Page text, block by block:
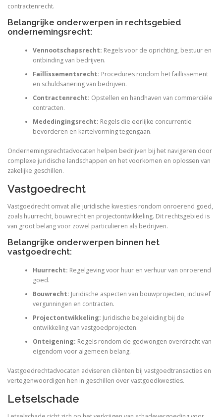
contractenrecht.
Belangrijke onderwerpen in rechtsgebied
ondernemingsrecht:
Vennootschapsrecht: Regels voor de oprichting, bestuur en
ontbinding van bedrijven.
Faillissementsrecht: Procedures rondom het faillissement
en schuldsanering van bedrijven.
Contractenrecht: Opstellen en handhaven van commerciële
contracten.
Mededingingsrecht: Regels die eerlijke concurrentie
bevorderen en kartelvorming tegengaan.
Ondernemingsrechtadvocaten helpen bedrijven bij het navigeren door
complexe juridische landschappen en het voorkomen en oplossen van
zakelijke geschillen.
Vastgoedrecht
Vastgoedrecht omvat alle juridische kwesties rondom onroerend goed,
zoals huurrecht, bouwrecht en projectontwikkeling. Dit rechtsgebied is
van groot belang voor zowel particulieren als bedrijven.
Belangrijke onderwerpen binnen het
vastgoedrecht:
Huurrecht: Regelgeving voor huur en verhuur van onroerend
goed.
Bouwrecht: Juridische aspecten van bouwprojecten, inclusief
vergunningen en contracten.
Projectontwikkeling: Juridische begeleiding bij de
ontwikkeling van vastgoedprojecten.
Onteigening: Regels rondom de gedwongen overdracht van
eigendom voor algemeen belang.
Vastgoedrechtadvocaten adviseren cliënten bij vastgoedtransacties en
vertegenwoordigen hen in geschillen over vastgoedkwesties.
Letselschade